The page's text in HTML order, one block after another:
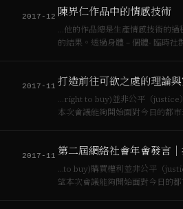
subsumpt…
2017-12 陳界仁作品中的情感技術
…他的作品總是生產情感技術的過
的結果。透過身體 – 個體- 臨時社
料表來演算和預測社會行為關係…
2017-11 打造前往可欲之處的理論
…right to buy)並非公平（justice）的。 作為主辦方
本次會議能夠開始面對今日的都
能夠…
2017-11 第二屆網絡社會年會發言
…to buy)購買權利並非公平（justice）的。 作為
望本次會議能夠開始面對今日的